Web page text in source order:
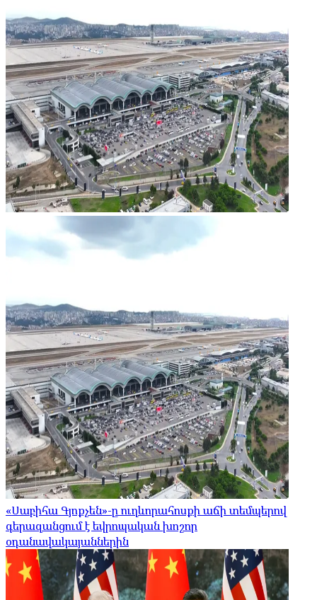
«Սաբիհա Գյոքչեն»-ը ուղևորահոսքի աճի տեմպերով
գերազանցում է եվրոպական խոշոր
օդանավակայաններին